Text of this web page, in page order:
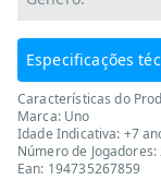
Especificações
Características do
Marca: Uno
Idade Indicativa: +7
Número de Jogadores:
Ean: 194735267859